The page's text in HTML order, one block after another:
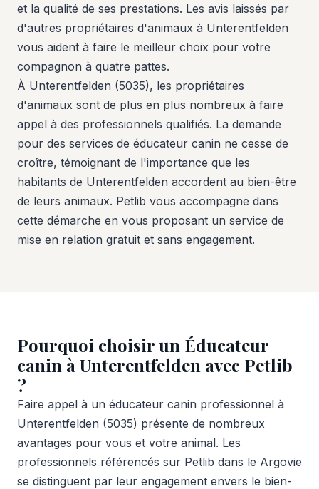
et la qualité de ses prestations. Les avis laissés par
d'autres propriétaires d'animaux à Unterentfelden
vous aident à faire le meilleur choix pour votre
compagnon à quatre pattes.
À Unterentfelden (5035), les propriétaires
d'animaux sont de plus en plus nombreux à faire
appel à des professionnels qualifiés. La demande
pour des services de éducateur canin ne cesse de
croître, témoignant de l'importance que les
habitants de Unterentfelden accordent au bien-être
de leurs animaux. Petlib vous accompagne dans
cette démarche en vous proposant un service de
mise en relation gratuit et sans engagement.
Pourquoi choisir un Éducateur
canin à Unterentfelden avec Petlib
?
Faire appel à un éducateur canin professionnel à
Unterentfelden (5035) présente de nombreux
avantages pour vous et votre animal. Les
professionnels référencés sur Petlib dans le Argovie
se distinguent par leur engagement envers le bien-